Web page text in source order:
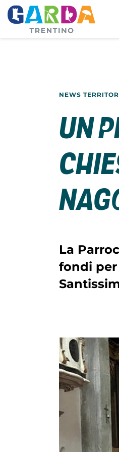
NEWS
Un
La
fondi per